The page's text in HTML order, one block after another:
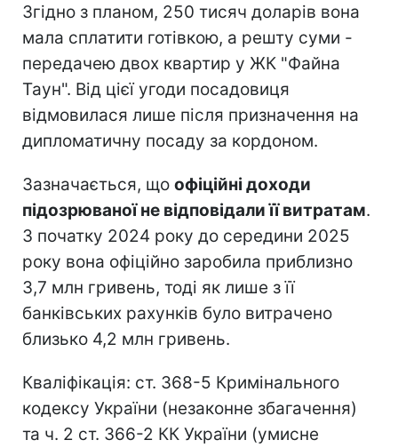
Згідно з планом, 250 тисяч доларів вона
мала сплатити готівкою, а решту суми -
передачею двох квартир у ЖК "Файна
Таун". Від цієї угоди посадовиця
відмовилася лише після призначення на
дипломатичну посаду за кордоном.
Зазначається, що офіційні доходи
підозрюваної не відповідали її витратам.
З початку 2024 року до середини 2025
року вона офіційно заробила приблизно
3,7 млн гривень, тоді як лише з її
банківських рахунків було витрачено
близько 4,2 млн гривень.
Кваліфікація: ст. 368-5 Кримінального
кодексу України (незаконне збагачення)
та ч. 2 ст. 366-2 КК України (умисне